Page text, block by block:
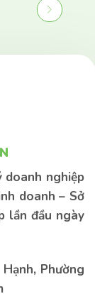
doanh nghiệp
doanh – Sở
lần đầu ngày
Phường